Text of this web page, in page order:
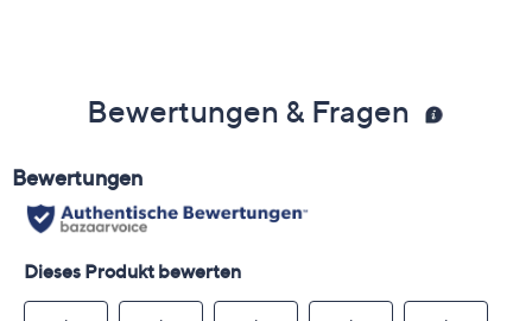
Bewertungen & Fragen